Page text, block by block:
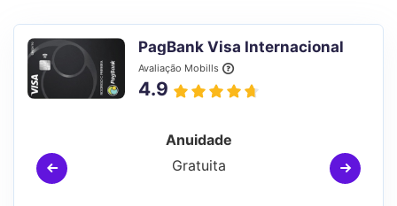
PagBank Visa Internacional
Avaliação Mobills
4.9
Anuidade
Gratuita